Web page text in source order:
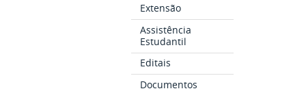
Extensão
Assistência
Estudantil
Editais
Documentos